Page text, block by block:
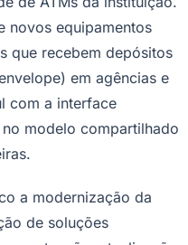
que recebem depósitos
em agências e
com a interface
modelo compartilhado
a modernização da
atualização
a identidade visual do